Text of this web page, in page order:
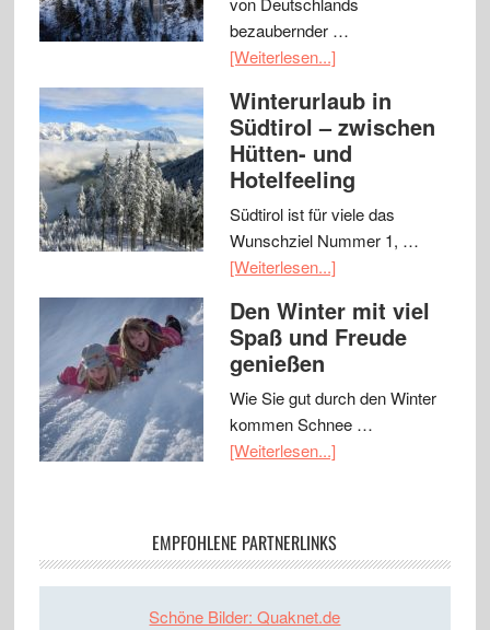
bezaubernder …
[Weiterlesen...]
Winterurlaub in
Südtirol – zwischen
Hütten- und
Hotelfeeling
Südtirol ist für viele das
Wunschziel Nummer 1, …
[Weiterlesen...]
Den Winter mit viel
Spaß und Freude
genießen
Wie Sie gut durch den Winter
kommen Schnee …
[Weiterlesen...]
EMPFOHLENE PARTNERLINKS
Schöne Bilder: Quaknet.de